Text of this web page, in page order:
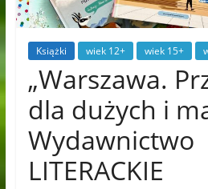
Książki wiek 12+ wiek 15+
„Warszawa.
dla dużych i
Wydawnictwo
LITERACKIE